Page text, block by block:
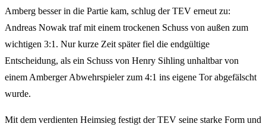
Amberg besser in die Partie kam, schlug der TEV erneut zu:
Andreas Nowak traf mit einem trockenen Schuss von außen zum
wichtigen 3:1. Nur kurze Zeit später fiel die endgültige
Entscheidung, als ein Schuss von Henry Sihling unhaltbar von
einem Amberger Abwehrspieler zum 4:1 ins eigene Tor abgefälscht
wurde.
Mit dem verdienten Heimsieg festigt der TEV seine starke Form und